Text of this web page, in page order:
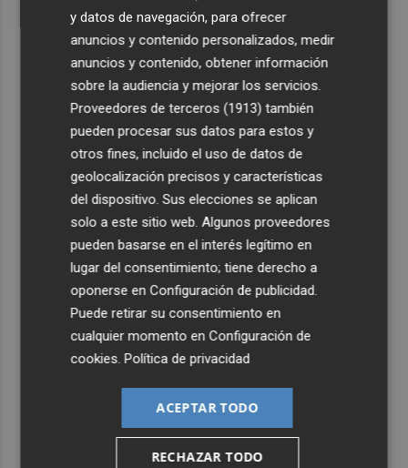
y datos de navegación, para ofrecer
anuncios y contenido personalizados, medir
anuncios y contenido, obtener información
sobre la audiencia y mejorar los servicios.
Proveedores de terceros (1913) también
pueden procesar sus datos para estos y
otros fines, incluido el uso de datos de
geolocalización precisos y características
del dispositivo. Sus elecciones se aplican
solo a este sitio web. Algunos proveedores
pueden basarse en el interés legítimo en
lugar del consentimiento; tiene derecho a
oponerse enConfiguración de publicidad
Puede retirar su consentimiento en
cualquier momento enConfiguración de
cookies .Política de privacidad
ACEPTAR TODO
RECHAZAR TODO